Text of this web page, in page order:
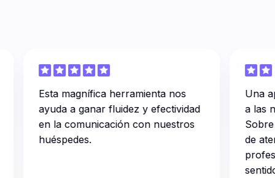
Esta magnífica herramienta nos
ayuda a ganar fluidez y efectividad
en la comunicación con nuestros
huéspedes.
Una
a las
Sobre
de
sentido